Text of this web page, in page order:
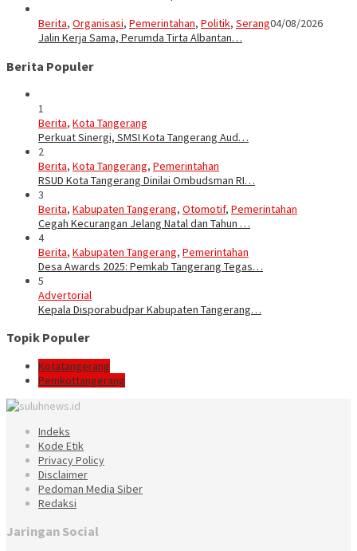
Berita, Organisasi, Pemerintahan, Politik, Serang04/08/2026
Jalin Kerja Sama, Perumda Tirta Albantan…
Berita Populer
1
Berita, Kota Tangerang
Perkuat Sinergi, SMSI Kota Tangerang Aud…
2
Berita, Kota Tangerang, Pemerintahan
RSUD Kota Tangerang Dinilai Ombudsman RI…
3
Berita, Kabupaten Tangerang, Otomotif, Pemerintahan
Cegah Kecurangan Jelang Natal dan Tahun …
4
Berita, Kabupaten Tangerang, Pemerintahan
Desa Awards 2025: Pemkab Tangerang Tegas…
5
Advertorial
Kepala Disporabudpar Kabupaten Tangerang…
Topik Populer
Kotatangerang
Pemkottangerang
Indeks
Kode Etik
Privacy Policy
Disclaimer
Pedoman Media Siber
Redaksi
Jaringan Social